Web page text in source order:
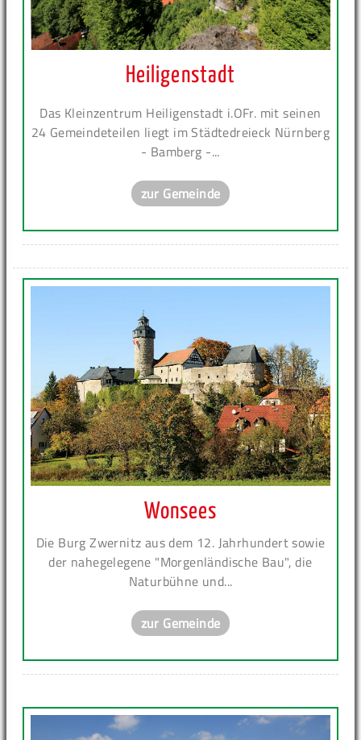
Heiligenstadt
Das Kleinzentrum Heiligenstadt i.OFr. mit seinen
24 Gemeindeteilen liegt im Städtedreieck Nürnberg
- Bamberg -...
zur Gemeinde
Wonsees
Die Burg Zwernitz aus dem 12. Jahrhundert sowie
der nahegelegene "Morgenländische Bau", die
Naturbühne und...
zur Gemeinde